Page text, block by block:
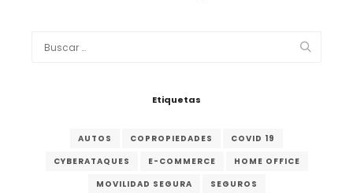
Etiquetas
AUTOS COPROPIEDADES
COVID 19
CYBERATAQUES
E-COMMERCE
HOME OFFICE
MOVILIDAD SEGURA
SEGUROS